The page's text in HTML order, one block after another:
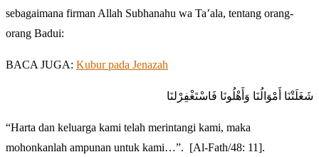
sebagaimana firman Allah Subhanahu wa Ta’ala, tentang orang-
orang Badui:
BACA JUGA: Kubur pada Jenazah
شَغَلَتْنَا أَمْوَالُنَا وَأَهْلُونَا فَاسْتَغْفِرْلنَا
“Harta dan keluarga kami telah merintangi kami, maka
mohonkanlah ampunan untuk kami…”. [Al-Fath/48: 11].